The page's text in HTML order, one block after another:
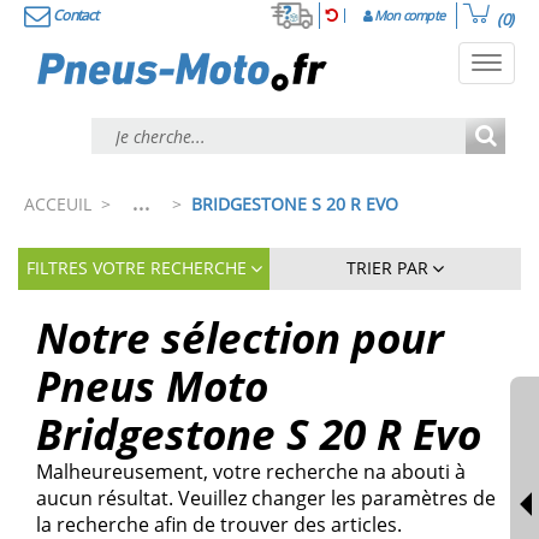
Contact Mon compte (0)
ACCEUIL > ... > BRIDGESTONE S 20 R EVO
FILTRES VOTRE RECHERCHE TRIER PAR
Notre sélection pour
Pneus Moto
Bridgestone S 20 R Evo
Malheureusement, votre recherche na abouti à
aucun résultat. Veuillez changer les paramètres de
la recherche afin de trouver des articles.